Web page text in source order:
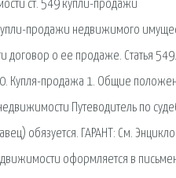
ст. 549 купли-продажи
продажи недвижимого
договор о ее продаже. Статья 549.
Купля-продажа 1. Общие
Путеводитель по
обязуется. ГАРАНТ: См.
оформляется в